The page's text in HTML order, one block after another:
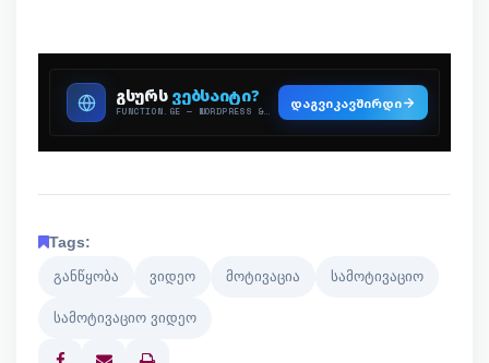
Tags:
განწყობა ვიდეო მოტივაცია სამოტივაციო
სამოტივაციო ვიდეო